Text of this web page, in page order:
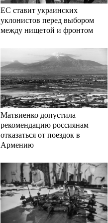
ЕС ставит украинских
уклонистов перед выбором
между нищетой и фронтом
Матвиенко допустила
рекомендацию россиянам
отказаться от поездок в
Армению